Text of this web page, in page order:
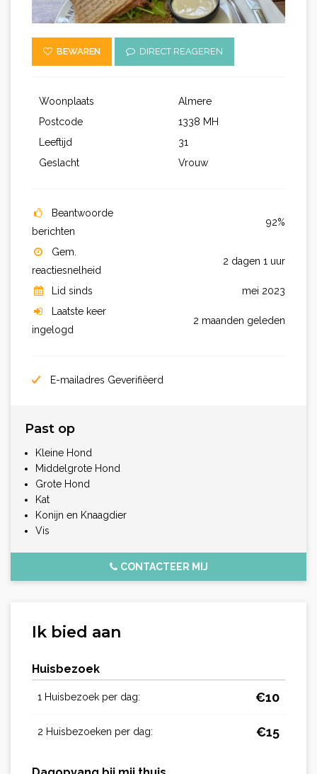
BEWAREN DIRECT REAGEREN
Woonplaats
Almere
Postcode
1338 MH
Leeftijd
31
Geslacht
Vrouw
Beantwoorde
berichten
92%
Gem.
reactiesnelheid
2 dagen 1 uur
Lid sinds
mei 2023
Laatste keer
ingelogd
2 maanden geleden
E-mailadres Geverifiëerd
Past op
Kleine Hond
Middelgrote Hond
Grote Hond
Kat
Konijn en Knaagdier
Vis
CONTACTEER MIJ
Ik bied aan
Huisbezoek
1 Huisbezoek per dag: €10
2 Huisbezoeken per dag: €15